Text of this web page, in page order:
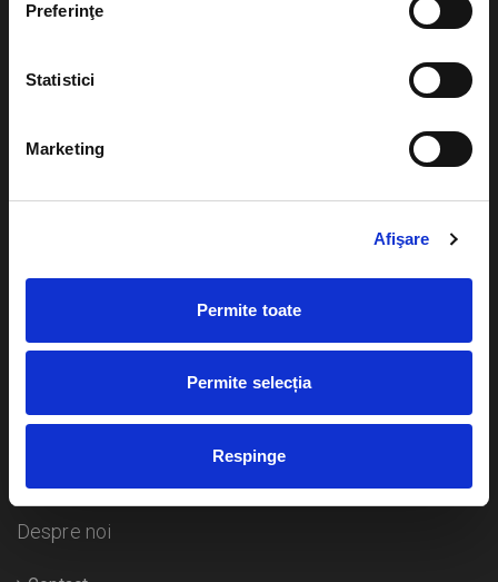
Preferinţe
Statistici
Marketing
Afişare
Permite toate
Permite selecția
Respinge
Plata online sau cash
Livrare prin curier
Duplicare bilete
Concerte si
Despre noi